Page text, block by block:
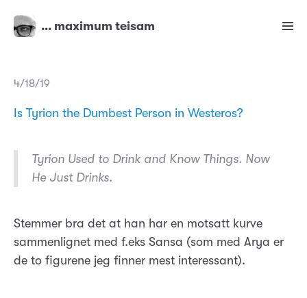
… maximum teisam
4/18/19
Is Tyrion the Dumbest Person in Westeros?
Tyrion Used to Drink and Know Things. Now
He Just Drinks.
Stemmer bra det at han har en motsatt kurve
sammenlignet med f.eks Sansa (som med Arya er
de to figurene jeg finner mest interessant).